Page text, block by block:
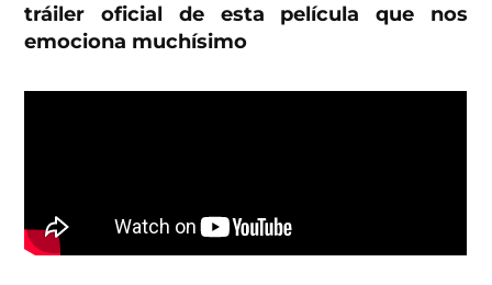
tráiler oficial de esta película que nos
emociona muchísimo